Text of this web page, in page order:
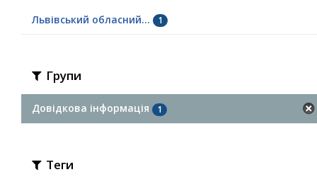
Львівський обласний... 1
Групи
Довідкова інформація 1
Теги